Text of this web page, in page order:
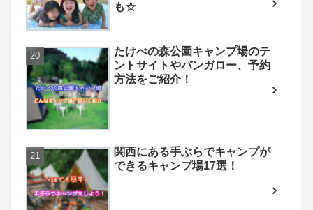
も☆
たけべの森公園キャンプ場のテ
ントサイトやバンガロー、予約
方法をご紹介！
関西にある手ぶらでキャンプが
できるキャンプ場17選！